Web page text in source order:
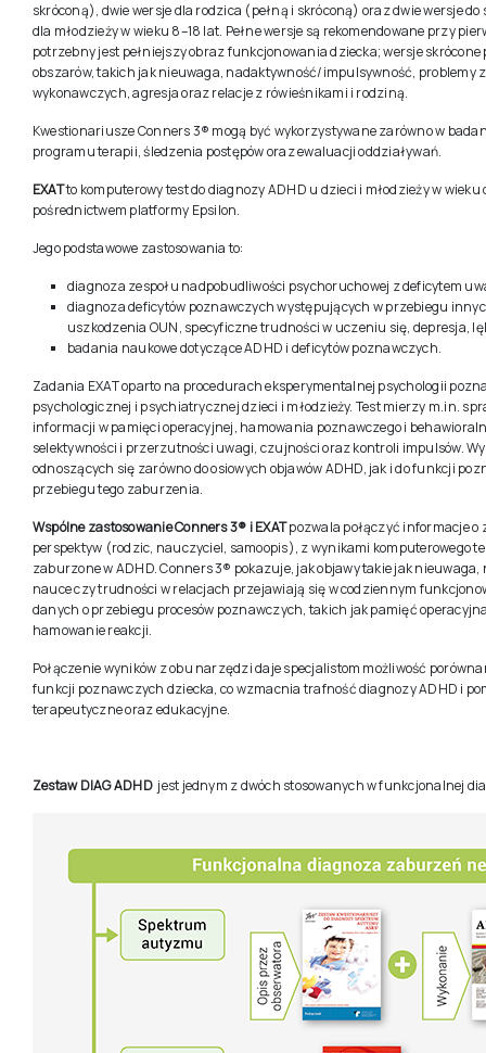
skróconą), dwie wersje dla rodzica (pełną i skróconą) oraz dwie wersje
dla młodzieży w wieku 8–18 lat. Pełne wersje są rekomendowane przy
potrzebny jest pełniejszy obraz funkcjonowania dziecka; wersje
obszarów, takich jak nieuwaga, nadaktywność/impulsywność, problemy
wykonawczych, agresja oraz relacje z rówieśnikami i rodziną.
Kwestionariusze Conners 3® mogą być wykorzystywane zarówno w
programu terapii, śledzenia postępów oraz ewaluacji oddziaływań.
EXATto komputerowy test do diagnozy ADHD u dzieci i młodzieży w
pośrednictwem platformy Epsilon.
Jego podstawowe zastosowania to:
diagnoza zespołu nadpobudliwości psychoruchowej z deficytem
diagnoza deficytów poznawczych występujących w przebiegu
uszkodzenia OUN, specyficzne trudności w uczeniu się, depresja,
badania naukowe dotyczące ADHD i deficytów poznawczych.
Zadania EXAT oparto na procedurach eksperymentalnej psychologii
psychologicznej i psychiatrycznej dzieci i młodzieży. Test mierzy m.in.
informacji w pamięci operacyjnej, hamowania poznawczego i
selektywności i przerzutności uwagi, czujności oraz kontroli impulsów.
odnoszących się zarówno do osiowych objawów ADHD, jak i do funkcji
przebiegu tego zaburzenia.
Wspólne zastosowanie Conners 3® i EXATpozwala połączyć informacje
perspektyw (rodzic, nauczyciel, samoopis), z wynikami komputerowego
zaburzone w ADHD. Conners 3® pokazuje, jak objawy takie jak
nauce czy trudności w relacjach przejawiają się w codziennym
danych o przebiegu procesów poznawczych, takich jak pamięć
hamowanie reakcji.
Połączenie wyników z obu narzędzi daje specjalistom możliwość
funkcji poznawczych dziecka, co wzmacnia trafność diagnozy ADHD i
terapeutyczne oraz edukacyjne.
Zestaw DIAG ADHDjest jednym z dwóch stosowanych w funkcjonalnej